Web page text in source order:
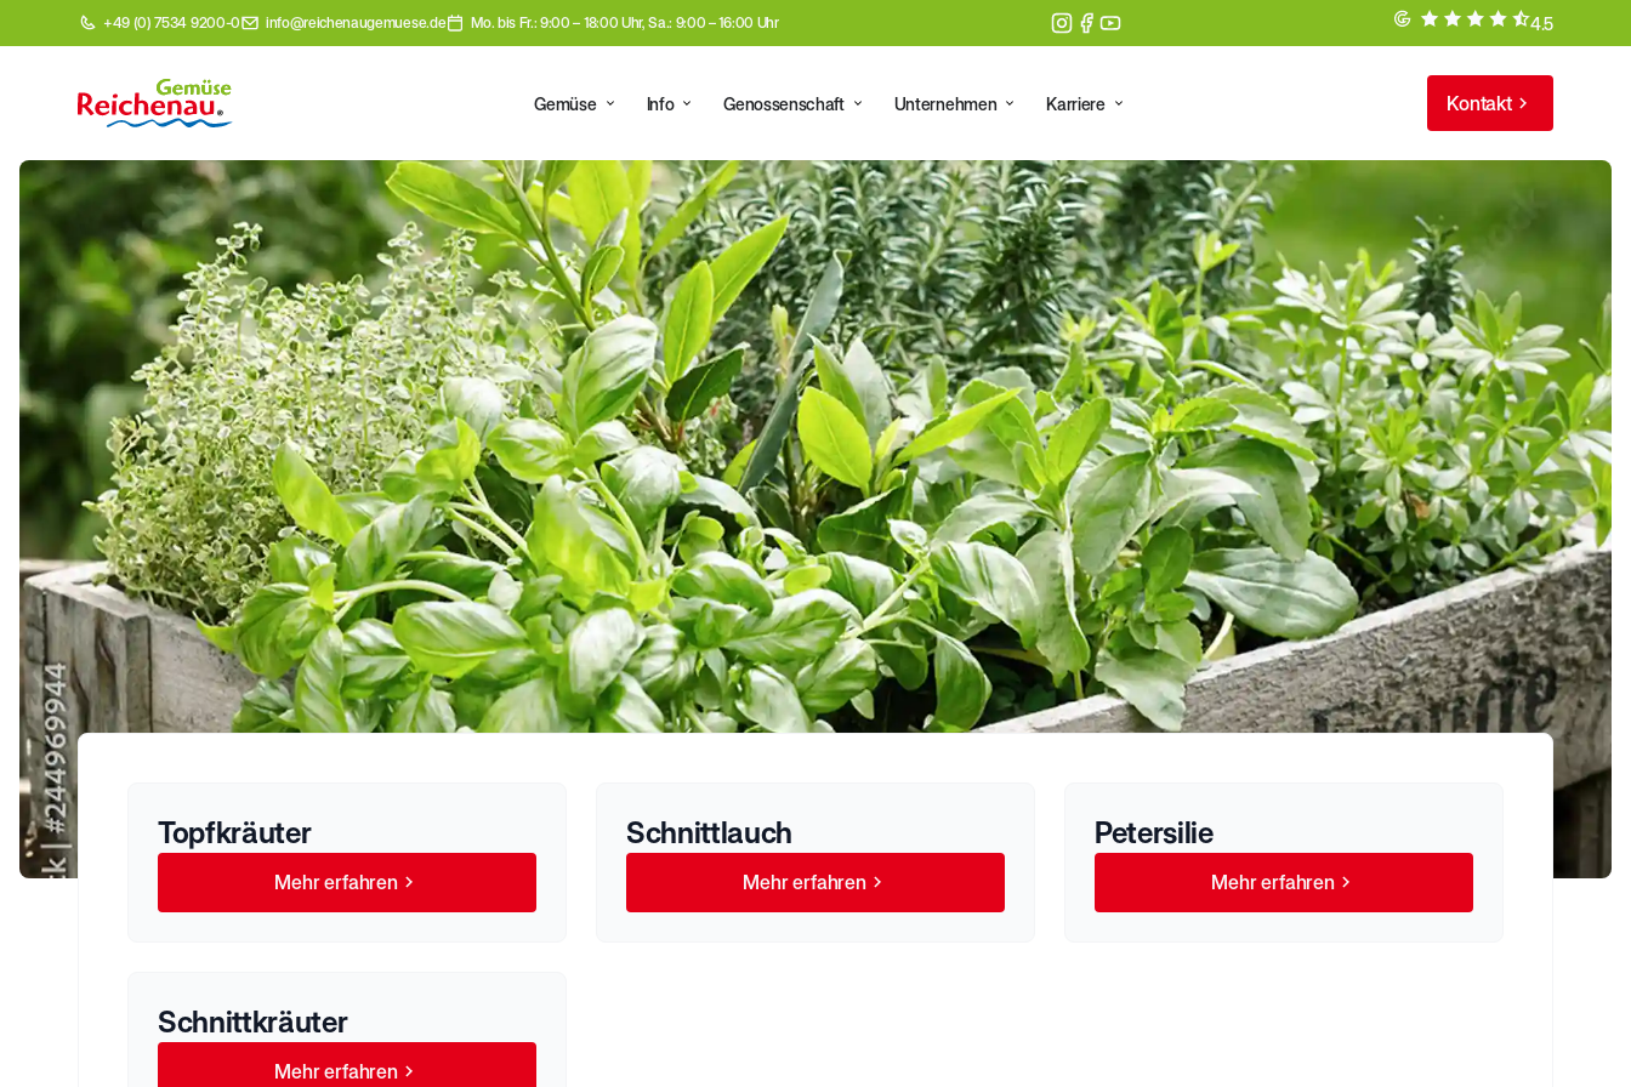
+49 (0) 7534 9200-0 info@reichenaugemuese.de Mo. bis Fr.: 9:00 – 18:00 Uhr, Sa.: 9:00 – 16:00 Uhr 4.5
Gemüse Info Genossenschaft Unternehmen Karriere Kontakt
Topfkräuter
Mehr erfahren
Schnittlauch
Mehr erfahren
Petersilie
Mehr erfahren
Schnittkräuter
Mehr erfahren